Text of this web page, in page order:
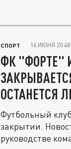
СПОРТ 16 ИЮНЯ 20:48
ФК "ФОРТЕ"
ОСТАНЕТСЯ
Футбольный
закрытии.
руководстве